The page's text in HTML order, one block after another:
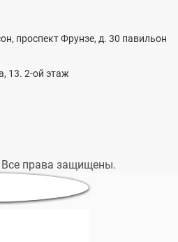
проспект Фрунзе, д. 30 павильон
13. 2-ой этаж
права защищены.